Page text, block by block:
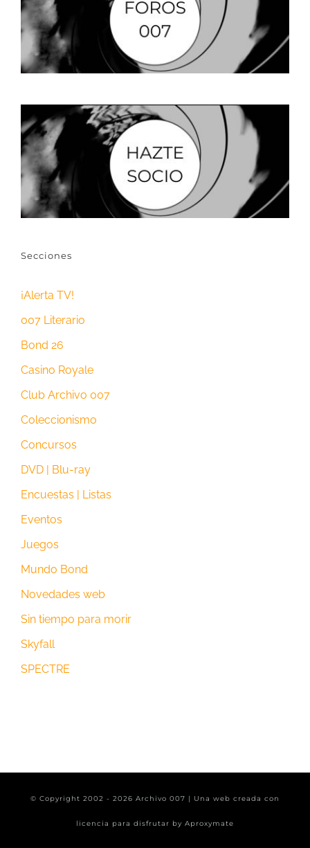
Secciones
¡Alerta TV!
007 Literario
Bond 26
Casino Royale
Club Archivo 007
Coleccionismo
Concursos
DVD | Blu-ray
Encuestas | Listas
Eventos
Juegos
Mundo Bond
Novedades web
Sin tiempo para morir
Skyfall
SPECTRE
© Copyright 2002 - 2026 Archivo 007 | Una web creada con
licencia para disfrutar by Aproxymate